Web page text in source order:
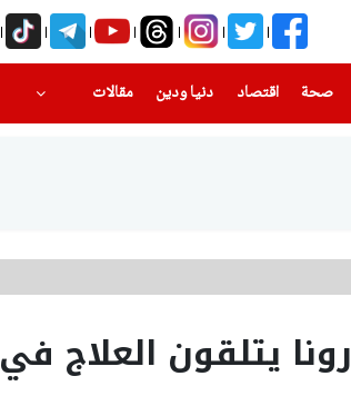
صحة(current) اقتصاد دنيا ودين
(current) مقالات
يتلقون العلاج في